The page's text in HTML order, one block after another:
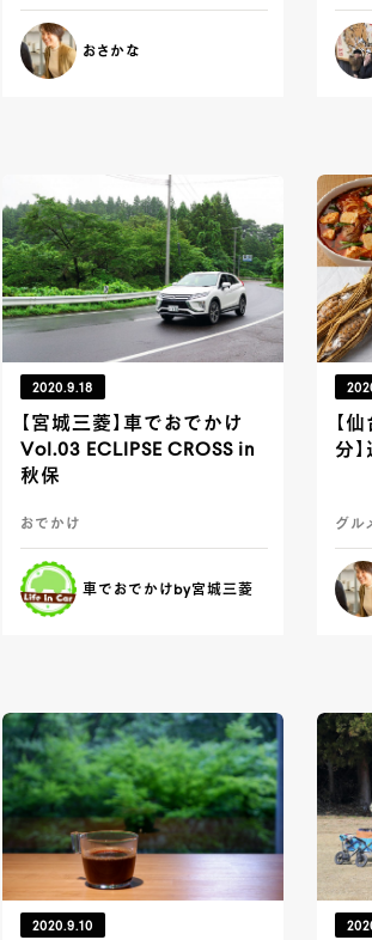
おさかな
2020.9.18
【宮城三菱】車でおでかけ
Vol.03 ECLIPSE CROSS in
秋保
おでかけ
車でおでかけby宮城三菱
【
分
グル
2020.9.10